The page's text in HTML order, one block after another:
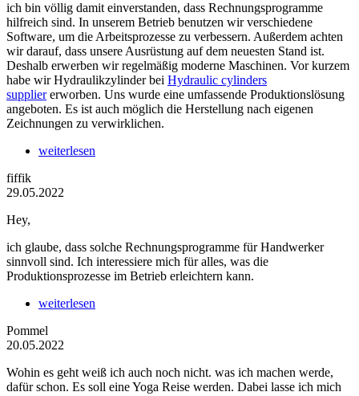
ich bin völlig damit einverstanden, dass Rechnungsprogramme
hilfreich sind. In unserem Betrieb benutzen wir verschiedene
Software, um die Arbeitsprozesse zu verbessern. Außerdem achten
wir darauf, dass unsere Ausrüstung auf dem neuesten Stand ist.
Deshalb erwerben wir regelmäßig moderne Maschinen. Vor kurzem
habe wir Hydraulikzylinder bei Hydraulic cylinders
suppliererworben. Uns wurde eine umfassende Produktionslösung
angeboten. Es ist auch möglich die Herstellung nach eigenen
Zeichnungen zu verwirklichen.
weiterlesen
fiffik
29.05.2022
Hey,
ich glaube, dass solche Rechnungsprogramme für Handwerker
sinnvoll sind. Ich interessiere mich für alles, was die
Produktionsprozesse im Betrieb erleichtern kann.
weiterlesen
Pommel
20.05.2022
Wohin es geht weiß ich auch noch nicht. was ich machen werde,
dafür schon. Es soll eine Yoga Reise werden. Dabei lasse ich mich